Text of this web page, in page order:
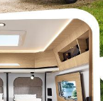
WeVan Market !